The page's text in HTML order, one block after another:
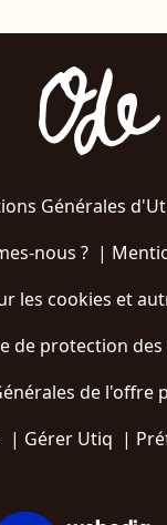
Générales
nous ?|
les cookies et
de protection des
de l'offre
| Gérer Utiq |